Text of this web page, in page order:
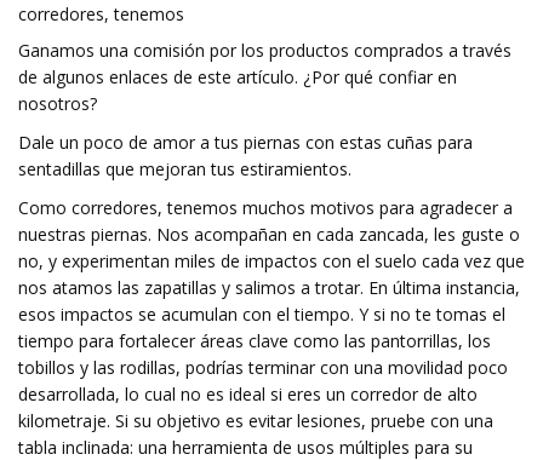
corredores, tenemos
Ganamos una comisión por los productos comprados a través
de algunos enlaces de este artículo. ¿Por qué confiar en
nosotros?
Dale un poco de amor a tus piernas con estas cuñas para
sentadillas que mejoran tus estiramientos.
Como corredores, tenemos muchos motivos para agradecer a
nuestras piernas. Nos acompañan en cada zancada, les guste o
no, y experimentan miles de impactos con el suelo cada vez que
nos atamos las zapatillas y salimos a trotar. En última instancia,
esos impactos se acumulan con el tiempo. Y si no te tomas el
tiempo para fortalecer áreas clave como las pantorrillas, los
tobillos y las rodillas, podrías terminar con una movilidad poco
desarrollada, lo cual no es ideal si eres un corredor de alto
kilometraje. Si su objetivo es evitar lesiones, pruebe con una
tabla inclinada: una herramienta de usos múltiples para su